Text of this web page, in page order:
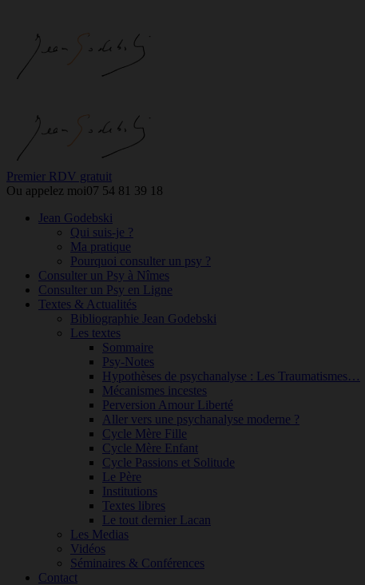
Premier RDV gratuit
Ou appelez moi07 54 81 39 18
Jean Godebski
Qui suis-je ?
Ma pratique
Pourquoi consulter un psy ?
Consulter un Psy à Nîmes
Consulter un Psy en Ligne
Textes & Actualités
Bibliographie Jean Godebski
Les textes
Sommaire
Psy-Notes
Hypothèses de psychanalyse : Les Traumatismes…
Mécanismes incestes
Perversion Amour Liberté
Aller vers une psychanalyse moderne ?
Cycle Mère Fille
Cycle Mère Enfant
Cycle Passions et Solitude
Le Père
Institutions
Textes libres
Le tout dernier Lacan
Les Medias
Vidéos
Séminaires & Conférences
Contact